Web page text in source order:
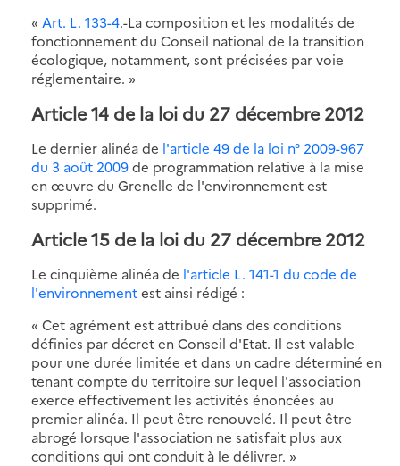
« Art. L. 133-4.-La composition et les modalités de
fonctionnement du Conseil national de la transition
écologique, notamment, sont précisées par voie
réglementaire. »
Article 14 de la loi du 27 décembre 2012
Le dernier alinéa de l'article 49 de la loi n° 2009-967
du 3 août 2009de programmation relative à la mise
en œuvre du Grenelle de l'environnement est
supprimé.
Article 15 de la loi du 27 décembre 2012
Le cinquième alinéa de l'article L. 141-1 du code de
l'environnementest ainsi rédigé :
« Cet agrément est attribué dans des conditions
définies par décret en Conseil d'Etat. Il est valable
pour une durée limitée et dans un cadre déterminé en
tenant compte du territoire sur lequel l'association
exerce effectivement les activités énoncées au
premier alinéa. Il peut être renouvelé. Il peut être
abrogé lorsque l'association ne satisfait plus aux
conditions qui ont conduit à le délivrer. »